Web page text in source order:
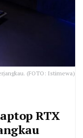
(FOTO: Istimewa)
RTX